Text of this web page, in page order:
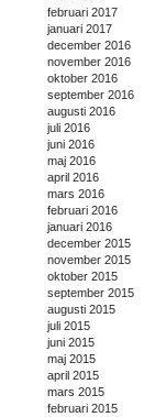
februari 2017
januari 2017
december 2016
november 2016
oktober 2016
september 2016
augusti 2016
juli 2016
juni 2016
maj 2016
april 2016
mars 2016
februari 2016
januari 2016
december 2015
november 2015
oktober 2015
september 2015
augusti 2015
juli 2015
juni 2015
maj 2015
april 2015
mars 2015
februari 2015